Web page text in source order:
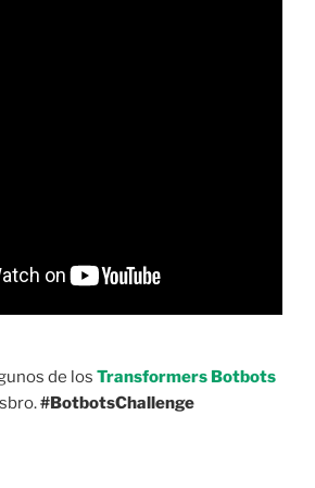
de los Transformers Botbots
#BotbotsChallenge